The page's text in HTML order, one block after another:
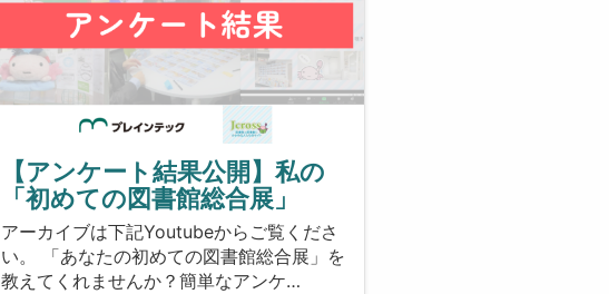
【アンケート結果公開】私の
「初めての図書館総合展」
アーカイブは下記Youtubeからご覧くださ
い。 「あなたの初めての図書館総合展」を
教えてくれませんか？簡単なアンケ…